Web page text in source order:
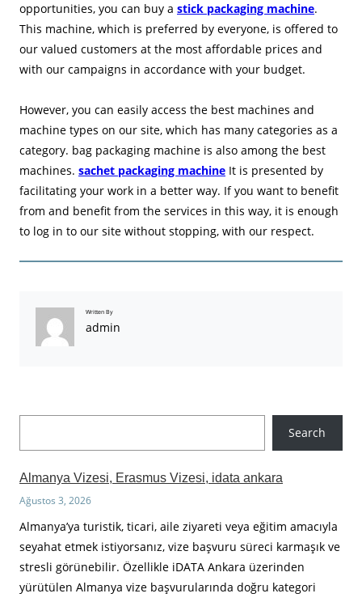
opportunities, you can buy a stick packaging machine.
This machine, which is preferred by everyone, is offered to
our valued customers at the most affordable prices and
with our campaigns in accordance with your budget.
However, you can easily access the best machines and
machine types on our site, which has many categories as a
category. bag packaging machine is also among the best
machines. sachet packaging machine It is presented by
facilitating your work in a better way. If you want to benefit
from and benefit from the services in this way, it is enough
to log in to our site without stopping, with our respect.
Written By
admin
Search
Almanya Vizesi, Erasmus Vizesi, idata ankara
Ağustos 3, 2026
Almanya’ya turistik, ticari, aile ziyareti veya eğitim amacıyla
seyahat etmek istiyorsanız, vize başvuru süreci karmaşık ve
stresli görünebilir. Özellikle iDATA Ankara üzerinden
yürütülen Almanya vize başvurularında doğru kategori